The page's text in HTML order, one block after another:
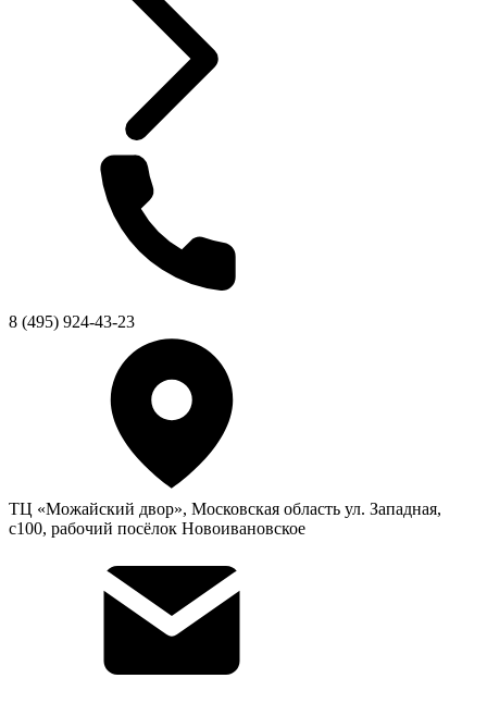
8 (495) 924-43-23
ТЦ «Можайский двор», Московская область ул. Западная,
с100, рабочий посёлок Новоивановское